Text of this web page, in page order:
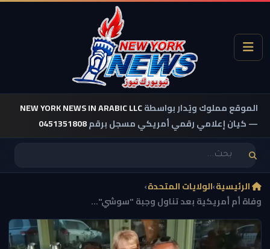
الموقع مملوك ويُدار بواسطةNEW YORK NEWS IN ARABIC LLC
— كيان إعلامي رقمي أمريكي مسجل برقم0451351808
الرئيسية›الولايات المتحدة›
وفاة أم أمريكية بعد تناول وجبة "سوشي"...